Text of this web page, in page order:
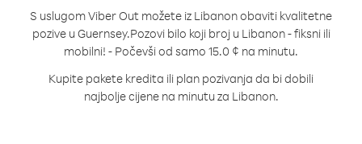
S uslugom Viber Out možete iz Libanon obaviti kvalitetne
pozive u Guernsey.Pozovi bilo koji broj u Libanon - fiksni ili
mobilni! - Počevši od samo 15.0 ¢ na minutu.
Kupite pakete kredita ili plan pozivanja da bi dobili
najbolje cijene na minutu za Libanon.